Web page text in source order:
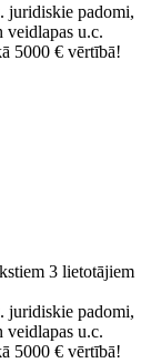
juridiskie padomi,
veidlapas u.c.
5000 € vērtībā!
3 lietotājiem
juridiskie padomi,
veidlapas u.c.
5000 € vērtībā!